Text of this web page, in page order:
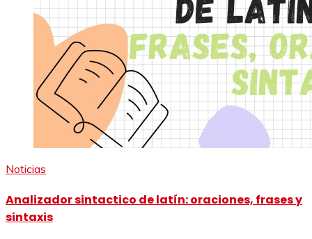
Noticias
Analizador sintactico de latín: oraciones, frases y
sintaxis